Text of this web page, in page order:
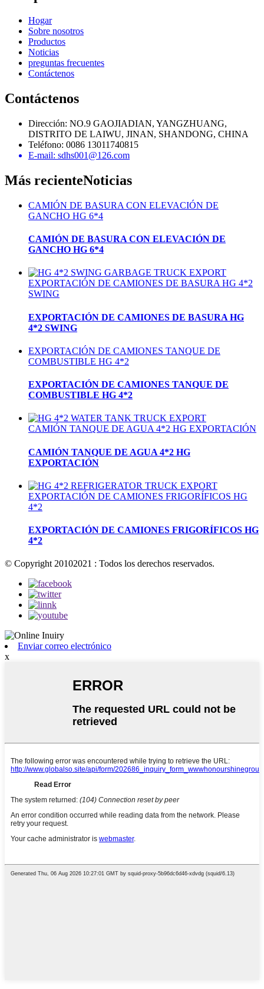
Hogar
Sobre nosotros
Productos
Noticias
preguntas frecuentes
Contáctenos
Contáctenos
Dirección: NO.9 GAOJIADIAN, YANGZHUANG,
DISTRITO DE LAIWU, JINAN, SHANDONG, CHINA
Teléfono: 0086 13011740815
E-mail: sdhs001@126.com
Más recienteNoticias
CAMIÓN DE BASURA CON ELEVACIÓN DE
GANCHO HG 6*4
CAMIÓN DE BASURA CON ELEVACIÓN DE
GANCHO HG 6*4
EXPORTACIÓN DE CAMIONES DE BASURA HG 4*2
SWING
EXPORTACIÓN DE CAMIONES DE BASURA HG
4*2 SWING
EXPORTACIÓN DE CAMIONES TANQUE DE
COMBUSTIBLE HG 4*2
EXPORTACIÓN DE CAMIONES TANQUE DE
COMBUSTIBLE HG 4*2
CAMIÓN TANQUE DE AGUA 4*2 HG EXPORTACIÓN
CAMIÓN TANQUE DE AGUA 4*2 HG
EXPORTACIÓN
EXPORTACIÓN DE CAMIONES FRIGORÍFICOS HG
4*2
EXPORTACIÓN DE CAMIONES FRIGORÍFICOS HG
4*2
© Copyright 20102021 : Todos los derechos reservados.
Enviar correo electrónico
x